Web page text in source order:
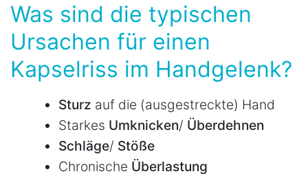
Was sind die typischen
Ursachen für einen
Kapselriss im Handgelenk?
Sturz auf die (ausgestreckte) Hand
Starkes Umknicken/ Überdehnen
Schläge/ Stöße
Chronische Überlastung